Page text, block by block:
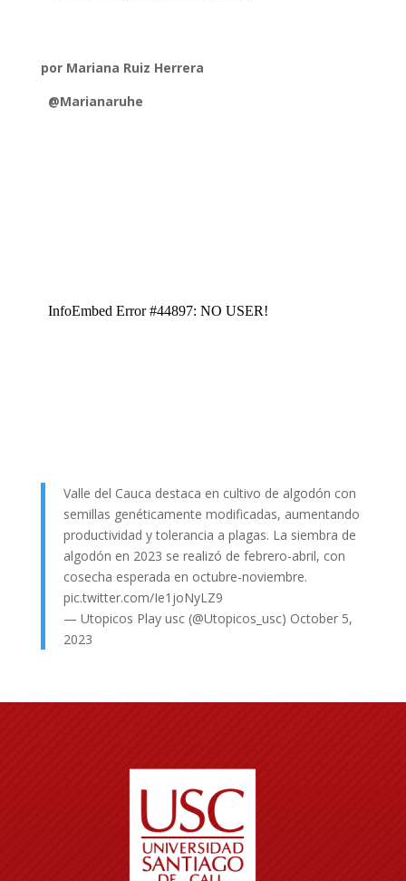
por Mariana Ruiz Herrera
@Marianaruhe
Valle del Cauca destaca en cultivo de algodón con
semillas genéticamente modificadas, aumentando
productividad y tolerancia a plagas. La siembra de
algodón en 2023 se realizó de febrero-abril, con
cosecha esperada en octubre-noviembre.
pic.twitter.com/Ie1joNyLZ9
— Utopicos Play usc (@Utopicos_usc) October 5,
2023